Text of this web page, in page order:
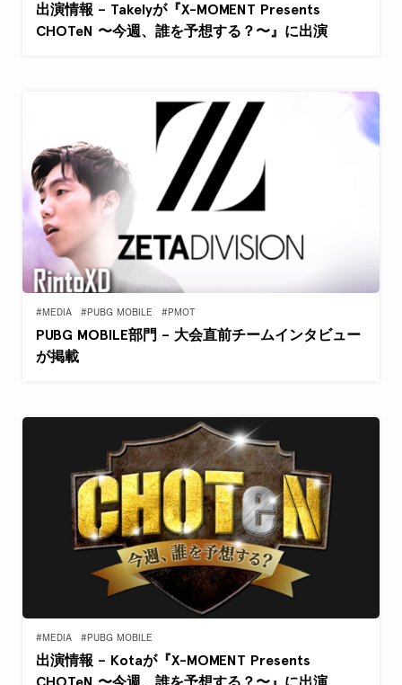
出演情報 – Takelyが『X-MOMENT Presents
CHOTeN 〜今週、誰を予想する？〜』に出演
#MEDIA #PUBG MOBILE #PMOT
PUBG MOBILE部門 – 大会直前チームインタビュー
が掲載
#MEDIA #PUBG MOBILE
出演情報 – Kotaが『X-MOMENT Presents